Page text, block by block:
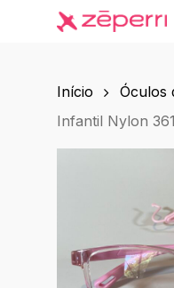
Início Óculos
Infantil Nylon